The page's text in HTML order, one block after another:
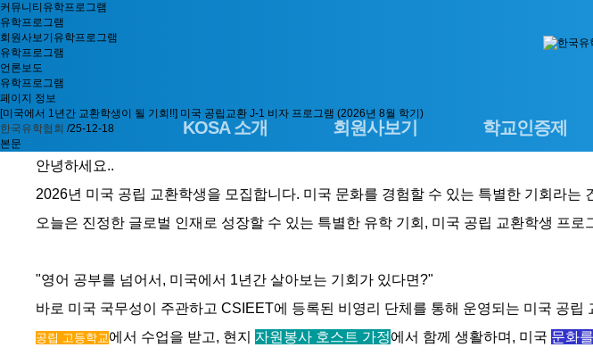
KOSA 소개 회원사보기 학교인증제
커뮤니티 유학프로그램
유학프로그램
회원사보기 유학프로그램
유학프로그램
언론보도
유학프로그램
페이지 정보
[미국에서 1년간 교환학생이 될 기회!!] 미국 공립교환 J-1 비자 프로그램 (2026년 8월 학기)
한국유학협회 /25-12-18
본문
안녕하세요..
2026년 미국 공립 교환학생을 모집합니다. 미국 문화를 경험할 수 있는 특별한 기회라는
오늘은 진정한 글로벌 인재로 성장할 수 있는 특별한 유학 기회, 미국 공립 교환학생 프
"영어 공부를 넘어서, 미국에서 1년간 살아보는 기회가 있다면?"
바로 미국 국무성이 주관하고 CSIEET에 등록된 비영리 단체를 통해 운영되는 미국 공
공립 고등학교에서 수업을 받고, 현지 자원봉사 호스트 가정에서 함께 생활하며, 미국 문화